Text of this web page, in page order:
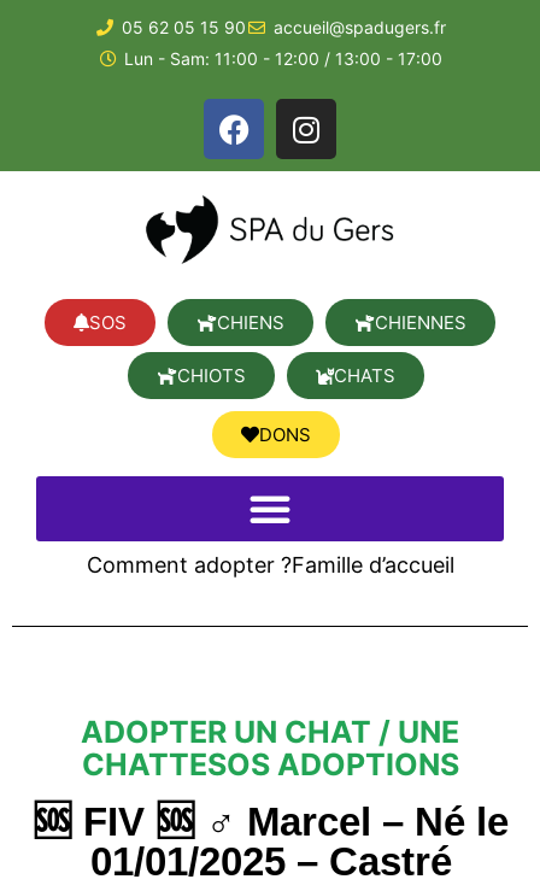
05 62 05 15 90
accueil@spadugers.fr
Lun - Sam: 11:00 - 12:00 / 13:00 - 17:00
SOS CHIENS CHIENNES
CHIOTS CHATS
DONS
Comment adopter ?Famille d’accueil
ADOPTER UN CHAT / UNE
CHATTESOS ADOPTIONS
🆘️ FIV 🆘️ ♂️ Marcel – Né le
01/01/2025 – Castré